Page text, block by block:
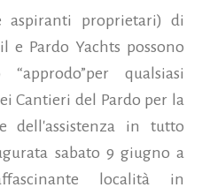
aspiranti proprietari) di
e Pardo Yachts possono
qualsiasi
Cantieri del Pardo per la
dell'assistenza in tutto
sabato 9 giugno a
località in